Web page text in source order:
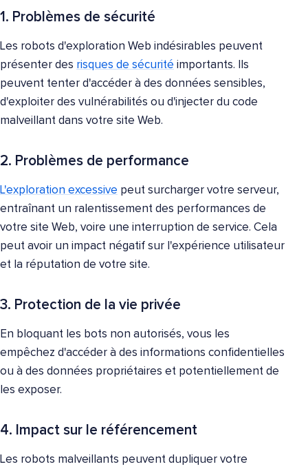
1. Problèmes de sécurité
Les robots d'exploration Web indésirables peuvent
présenter des risques de sécurité importants. Ils
peuvent tenter d'accéder à des données sensibles,
d'exploiter des vulnérabilités ou d'injecter du code
malveillant dans votre site Web.
2. Problèmes de performance
L'exploration excessive peut surcharger votre serveur,
entraînant un ralentissement des performances de
votre site Web, voire une interruption de service. Cela
peut avoir un impact négatif sur l'expérience utilisateur
et la réputation de votre site.
3. Protection de la vie privée
En bloquant les bots non autorisés, vous les
empêchez d'accéder à des informations confidentielles
ou à des données propriétaires et potentiellement de
les exposer.
4. Impact sur le référencement
Les robots malveillants peuvent dupliquer votre